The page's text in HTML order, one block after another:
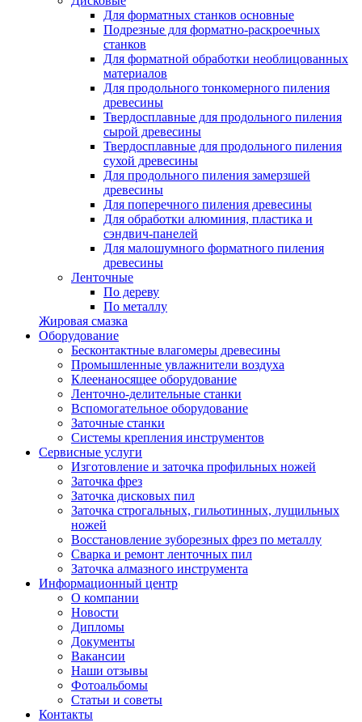
Для форматных станков основные
Подрезные для форматно-раскроечных
станков
Для форматной обработки необлицованных
материалов
Для продольного тонкомерного пиления
древесины
Твердосплавные для продольного пиления
сырой древесины
Твердосплавные для продольного пиления
сухой древесины
Для продольного пиления замерзшей
древесины
Для поперечного пиления древесины
Для обработки алюминия, пластика и
сэндвич-панелей
Для малошумного форматного пиления
древесины
Ленточные
По дереву
По металлу
Жировая смазка
Оборудование
Бесконтактные влагомеры древесины
Промышленные увлажнители воздуха
Клеенаносящее оборудование
Ленточно-делительные станки
Вспомогательное оборудование
Заточные станки
Системы крепления инструментов
Сервисные услуги
Изготовление и заточка профильных ножей
Заточка фрез
Заточка дисковых пил
Заточка строгальных, гильотинных, лущильных
ножей
Восстановление зуборезных фрез по металлу
Сварка и ремонт ленточных пил
Заточка алмазного инструмента
Информационный центр
О компании
Новости
Дипломы
Документы
Вакансии
Наши отзывы
Фотоальбомы
Статьи и советы
Контакты